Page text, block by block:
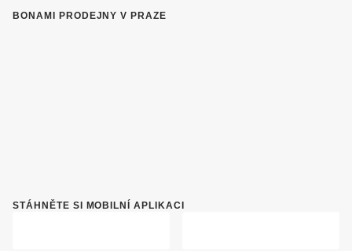
BONAMI PRODEJNY V PRAZE
STÁHNĚTE SI MOBILNÍ APLIKACI